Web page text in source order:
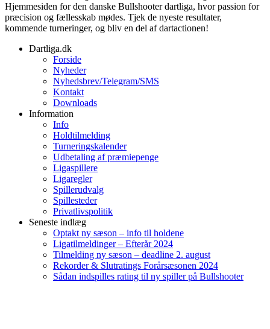
Hjemmesiden for den danske Bullshooter dartliga, hvor passion for
præcision og fællesskab mødes. Tjek de nyeste resultater,
kommende turneringer, og bliv en del af dartactionen!
Dartliga.dk
Forside
Nyheder
Nyhedsbrev/Telegram/SMS
Kontakt
Downloads
Information
Info
Holdtilmelding
Turneringskalender
Udbetaling af præmiepenge
Ligaspillere
Ligaregler
Spillerudvalg
Spillesteder
Privatlivspolitik
Seneste indlæg
Optakt ny sæson – info til holdene
Ligatilmeldinger – Efterår 2024
Tilmelding ny sæson – deadline 2. august
Rekorder & Slutratings Forårsæsonen 2024
Sådan indspilles rating til ny spiller på Bullshooter